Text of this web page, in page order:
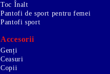
Toc Înalt
Pantofi de sport pentru femei
Pantofi sport
Accesorii
Genți
Ceasuri
Copii